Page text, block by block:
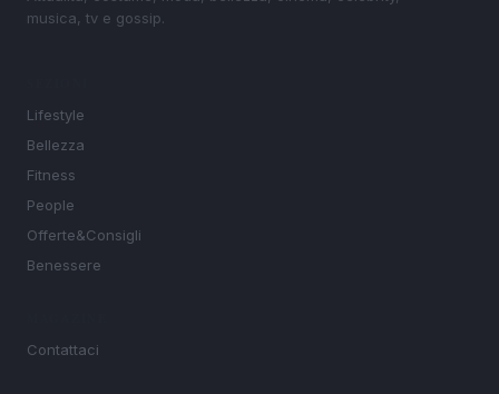
musica, tv e gossip.
Lifestyle
Bellezza
Fitness
People
Offerte&Consigli
Benessere
Contattaci